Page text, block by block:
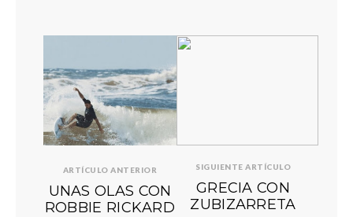
ARTÍCULO ANTERIOR
UNAS OLAS CON
ROBBIE RICKARD
SIGUIENTE ARTÍCULO
GRECIA CON
ZUBIZARRETA